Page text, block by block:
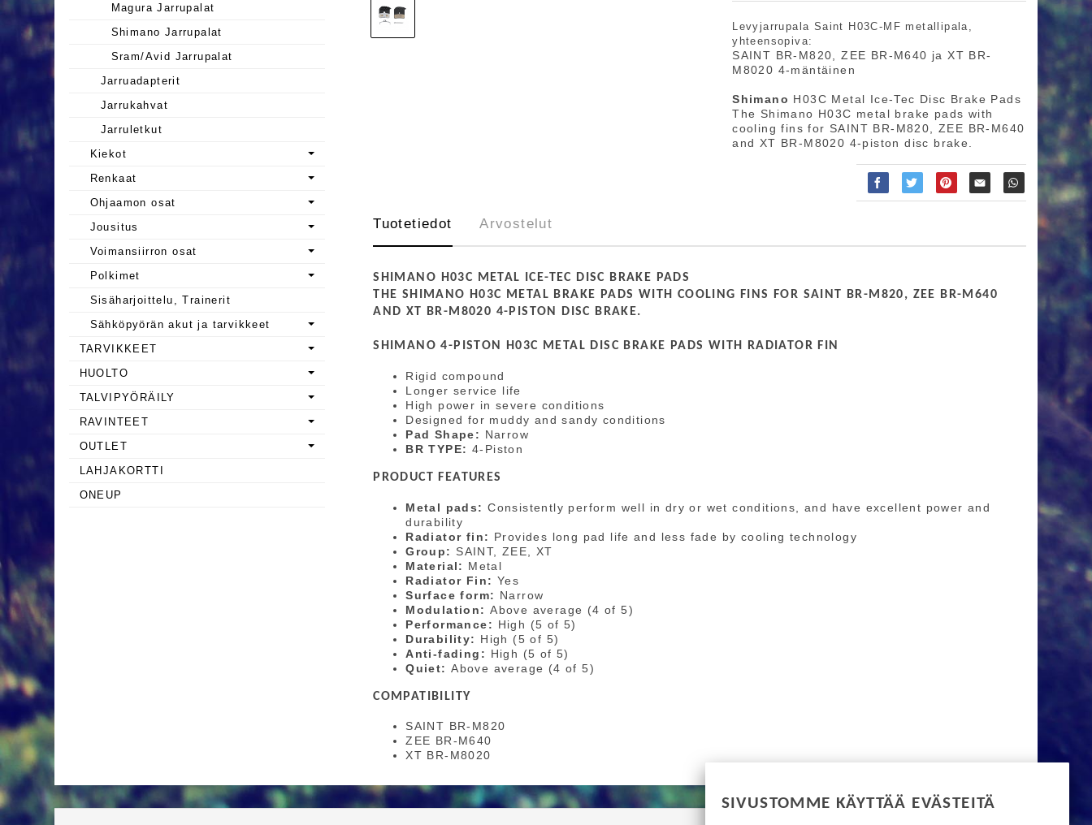
SIVUSTOMME KÄYTTÄÄ EVÄSTEITÄ
Levyjarrupala Saint H03C-MF metallipala,
yhteensopiva:
SAINT BR-M820, ZEE BR-M640 ja XT BR-
M8020 4-mäntäinen
Shimano H03C Metal Ice-Tec Disc Brake Pads
The Shimano H03C metal brake pads with
cooling fins for SAINT BR-M820, ZEE BR-M640
and XT BR-M8020 4-piston disc brake.
Tuotetiedot Arvostelut
SHIMANO H03C METAL ICE-TEC DISC BRAKE PADS
THE SHIMANO H03C METAL BRAKE PADS WITH COOLING FINS FOR SAINT BR-M820, ZEE BR-M640
AND XT BR-M8020 4-PISTON DISC BRAKE.
SHIMANO 4-PISTON H03C METAL DISC BRAKE PADS WITH RADIATOR FIN
Rigid compound
Longer service life
High power in severe conditions
Designed for muddy and sandy conditions
Pad Shape: Narrow
BR TYPE: 4-Piston
PRODUCT FEATURES
Metal pads: Consistently perform well in dry or wet conditions, and have excellent power and
durability
Radiator fin: Provides long pad life and less fade by cooling technology
Group: SAINT, ZEE, XT
Material: Metal
Radiator Fin: Yes
Surface form: Narrow
Modulation: Above average (4 of 5)
Performance: High (5 of 5)
Durability: High (5 of 5)
Anti-fading: High (5 of 5)
Quiet: Above average (4 of 5)
COMPATIBILITY
SAINT BR-M820
ZEE BR-M640
XT BR-M8020
Magura Jarrupalat
Shimano Jarrupalat
Sram/Avid Jarrupalat
Jarruadapterit
Jarrukahvat
Jarruletkut
Kiekot
Renkaat
Ohjaamon osat
Jousitus
Voimansiirron osat
Polkimet
Sisäharjoittelu, Trainerit
Sähköpyörän akut ja tarvikkeet
TARVIKKEET
HUOLTO
TALVIPYÖRÄILY
RAVINTEET
OUTLET
LAHJAKORTTI
ONEUP